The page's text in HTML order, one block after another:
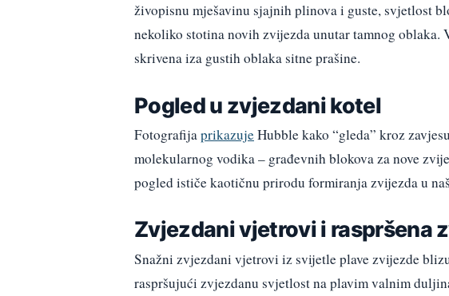
živopisnu mješavinu sjajnih plinova i guste, svjetlost
nekoliko stotina novih zvijezda unutar tamnog oblaka.
skrivena iza gustih oblaka sitne prašine.
Pogled u zvjezdani kotel
FotografijaprikazujeHubble kako “gleda” kroz
molekularnog vodika – građevnih blokova za nove
pogled ističe kaotičnu prirodu formiranja zvijezda u
Zvjezdani vjetrovi i raspršena
Snažni zvjezdani vjetrovi iz svijetle plave zvijezde
raspršujući zvjezdanu svjetlost na plavim valnim